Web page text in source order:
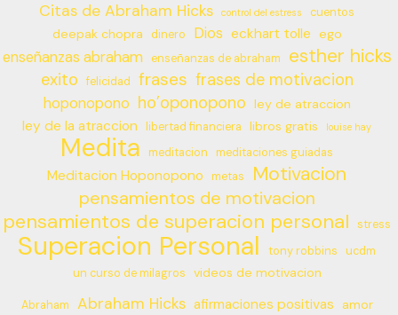
Citas de Abraham Hicks control del estress cuentos
deepak chopra dinero Dios eckhart tolle ego
enseñanzas abraham enseñanzas de abraham esther hicks
exito felicidad frases frases de motivacion
hoponopono ho’oponopono ley de atraccion
ley de la atraccion libertad financiera libros gratis louise hay
Medita meditacion meditaciones guiadas
Meditacion Hoponopono metas Motivacion
pensamientos de motivacion
pensamientos de superacion personal stress
Superacion Personal tony robbins
ucdm
un curso de milagros
videos de motivacion
Abraham Abraham Hicks afirmaciones positivas
amor